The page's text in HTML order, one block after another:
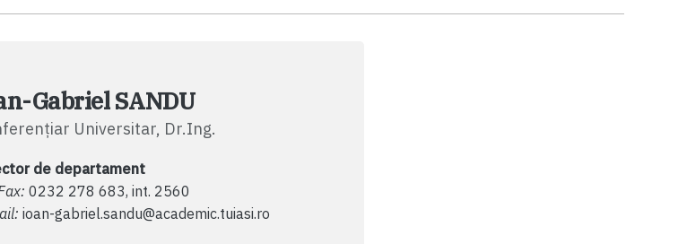
Gabriel SANDU
Universitar, Dr.Ing.
de departament
0232 278 683, int. 2560
ioan-gabriel.sandu@academic.tuiasi.ro